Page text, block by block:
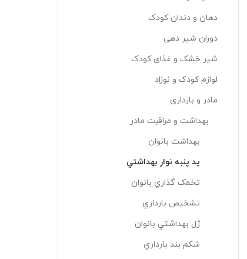
دهان و دندان کودک
دوران شیر دهی
شیر خشک و غذای کودک
لوازم کودک و نوزاد
مادر و بارداری
بهداشت و مراقبت مادر
بهداشت بانوان
پد پنبه نوار بهداشتي
تخمک گذاري بانوان
تشخيص بارداري
ژل بهداشتي بانوان
شکم بند بارداري